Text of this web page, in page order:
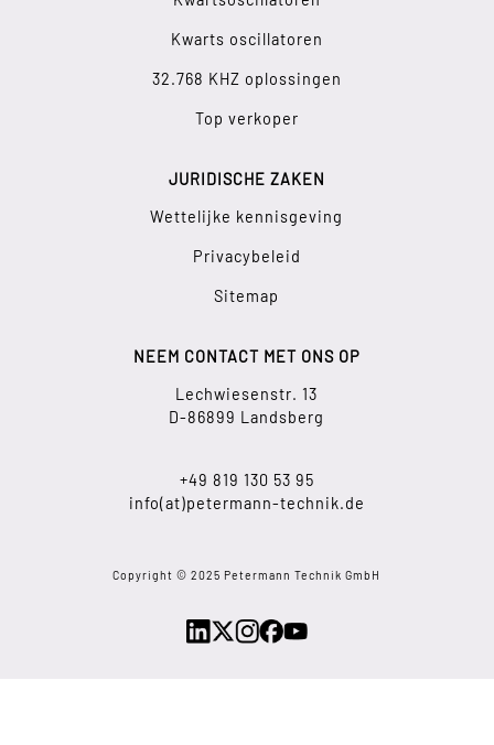
Kwarts oscillatoren
32.768 KHZ oplossingen
Top verkoper
JURIDISCHE ZAKEN
Wettelijke kennisgeving
Privacybeleid
Sitemap
NEEM CONTACT MET ONS OP
Lechwiesenstr. 13
D-86899 Landsberg
+49 819 130 53 95
info(at)petermann-technik.de
Copyright © 2025 Petermann Technik GmbH